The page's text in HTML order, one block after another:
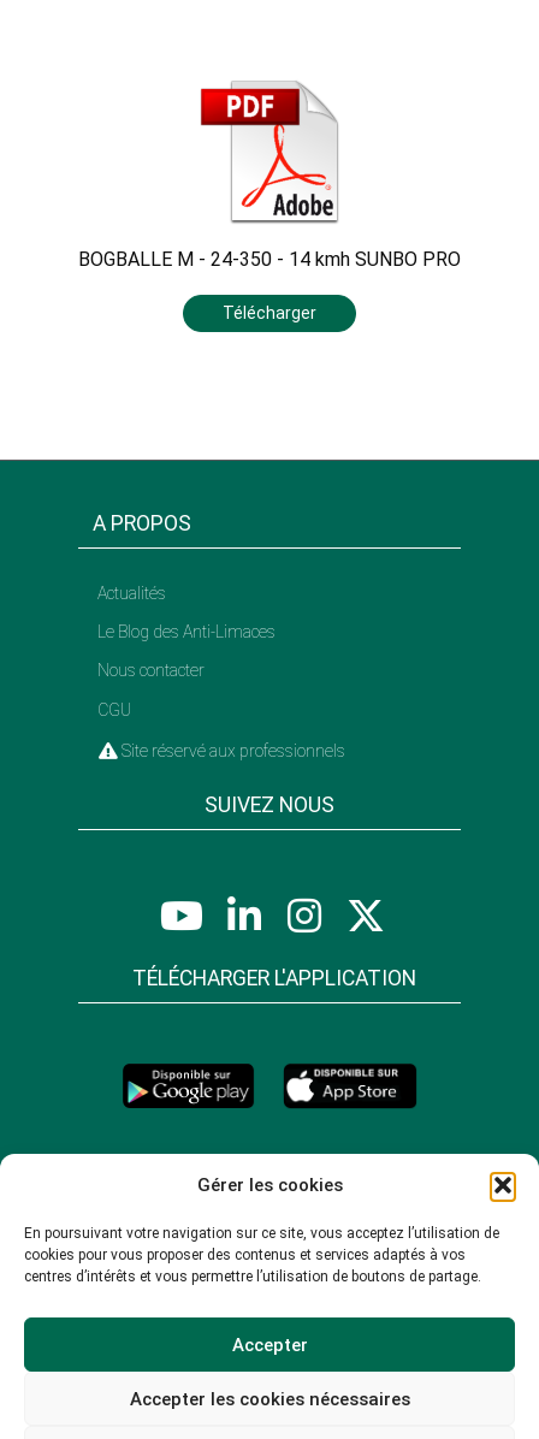
Gérer les cookies
En poursuivant votre navigation sur ce site, vous acceptez l’utilisation de
cookies pour vous proposer des contenus et services adaptés à vos
centres d’intérêts et vous permettre l’utilisation de boutons de partage.
Accepter
Accepter les cookies nécessaires
BOGBALLE M - 24-350 - 14 kmh SUNBO PRO
Télécharger
A PROPOS
Actualités
Le Blog des Anti-Limaces
Nous contacter
CGU
Site réservé aux professionnels
SUIVEZ NOUS
TÉLÉCHARGER L'APPLICATION
© 2026 -